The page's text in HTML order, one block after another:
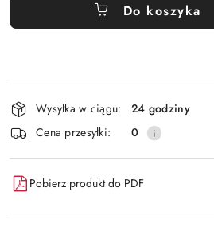
Do koszyka
Wyślij
Dostępność
i
dostawa
Wysyłka w ciągu:
24 godziny
Cena przesyłki:
0
Pobierz produkt do PDF